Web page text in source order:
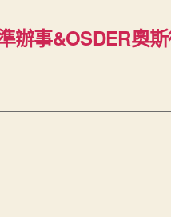
辦事&OSDER奧